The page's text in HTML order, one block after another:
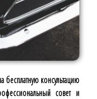
консультацию
совет и